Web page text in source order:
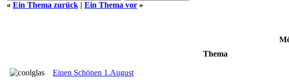
« Ein Thema zurück | Ein Thema vor »
Thema
Einen Schönen 1.August